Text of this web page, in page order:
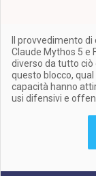
Il provvedimento
Claude Mythos 5 e
diverso da tutto ciò
questo blocco, qual
capacità hanno
usi difensivi e